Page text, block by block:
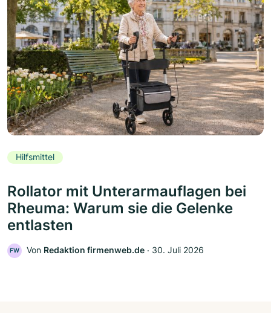
Hilfsmittel
Rollator mit Unterarmauflagen bei
Rheuma: Warum sie die Gelenke
entlasten
FW Von Redaktion firmenweb.de ‧ 30. Juli 2026